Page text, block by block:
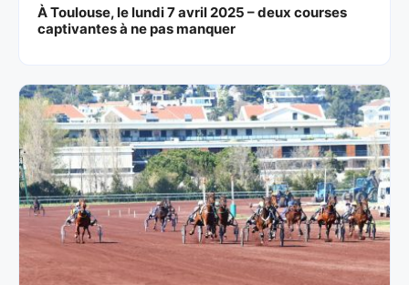
À Toulouse, le lundi 7 avril 2025 – deux courses
captivantes à ne pas manquer